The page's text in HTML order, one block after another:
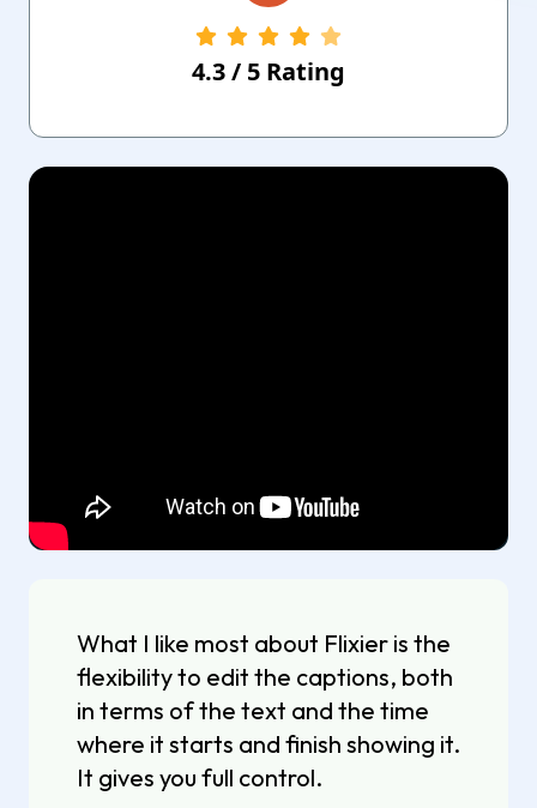
4.3/ 5 Rating
What I like most about Flixier is the
flexibility to edit the captions, both
in terms of the text and the time
where it starts and finish showing it.
It gives you full control.